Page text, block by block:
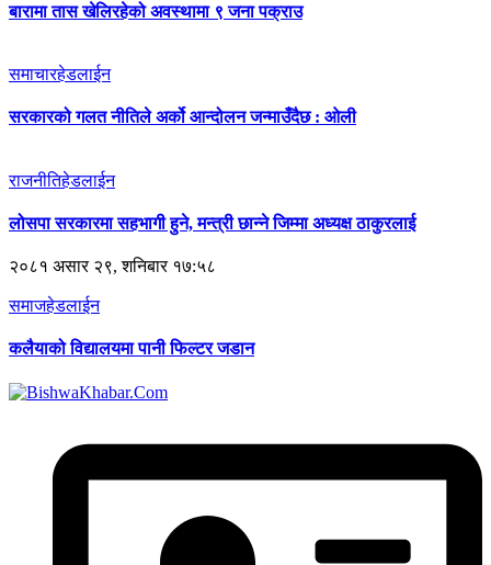
बारामा तास खेलिरहेको अवस्थामा ९ जना पक्राउ
समाचारहेडलाईन
सरकारको गलत नीतिले अर्को आन्दोलन जन्माउँदैछ : ओली
राजनीतिहेडलाईन
लोसपा सरकारमा सहभागी हुने, मन्त्री छान्ने जिम्मा अध्यक्ष ठाकुरलाई
२०८१ असार २९, शनिबार १७:५८
समाजहेडलाईन
कलैयाको विद्यालयमा पानी फिल्टर जडान